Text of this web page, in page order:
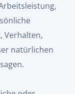
Verhalten,
natürlichen